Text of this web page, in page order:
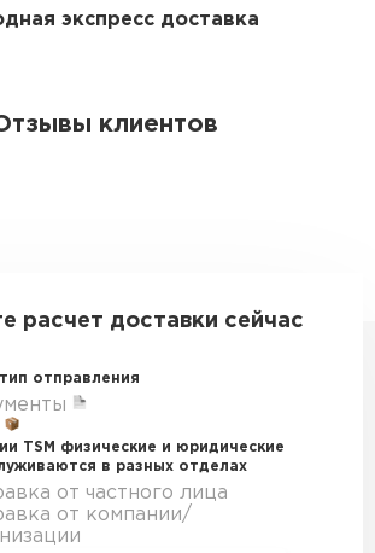
экспресс доставка
клиентов
расчет доставки сейчас
отправления
TSM физические и юридические
в разных отделах
от частного лица
от компании/